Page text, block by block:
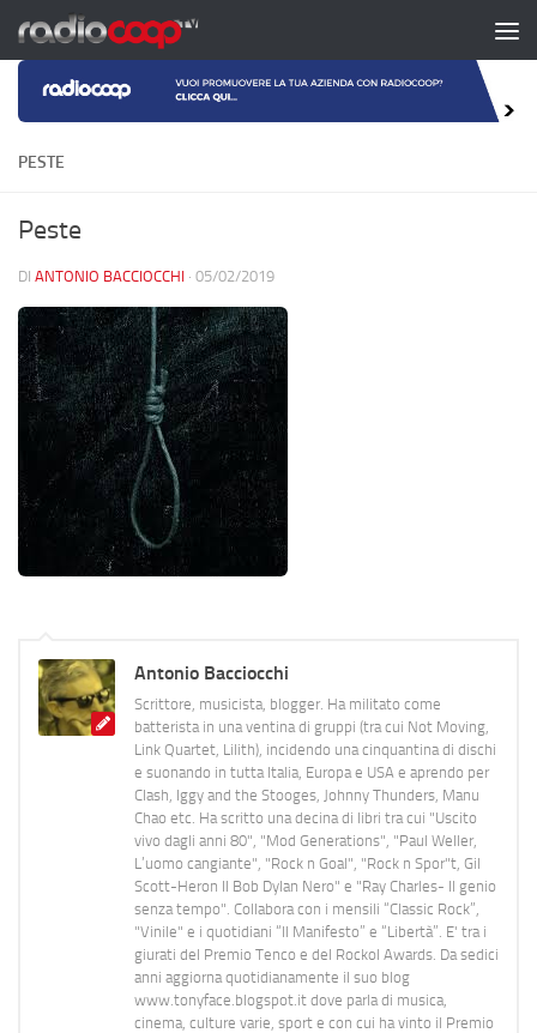
Salta al contenuto
PESTE
Peste
DI ANTONIO BACCIOCCHI · 05/02/2019
Antonio Bacciocchi
Scrittore, musicista, blogger. Ha militato come
batterista in una ventina di gruppi (tra cui Not Moving,
Link Quartet, Lilith), incidendo una cinquantina di dischi
e suonando in tutta Italia, Europa e USA e aprendo per
Clash, Iggy and the Stooges, Johnny Thunders, Manu
Chao etc. Ha scritto una decina di libri tra cui "Uscito
vivo dagli anni 80", "Mod Generations", "Paul Weller,
L’uomo cangiante", "Rock n Goal", "Rock n Spor"t, Gil
Scott-Heron Il Bob Dylan Nero" e "Ray Charles- Il genio
senza tempo". Collabora con i mensili “Classic Rock”,
"Vinile" e i quotidiani “Il Manifesto” e “Libertà”. E' tra i
giurati del Premio Tenco e del Rockol Awards. Da sedici
anni aggiorna quotidianamente il suo blog
www.tonyface.blogspot.it dove parla di musica,
cinema, culture varie, sport e con cui ha vinto il Premio